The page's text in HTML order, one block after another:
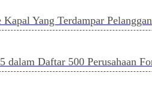
Yang Terdampar Pelanggan
Daftar 500 Perusahaan